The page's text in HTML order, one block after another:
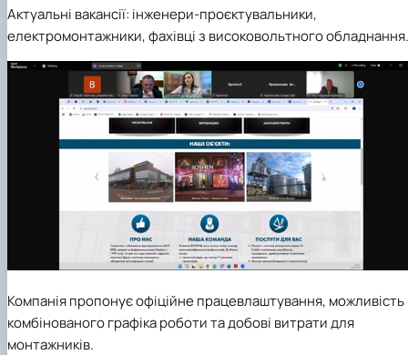
Актуальні вакансії: інженери-проєктувальники,
електромонтажники, фахівці з високовольтного обладнання.
Компанія пропонує офіційне працевлаштування, можливість
комбінованого графіка роботи та добові витрати для
монтажників.